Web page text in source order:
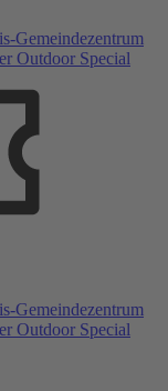
Gemeindezentrum
Outdoor Special
Gemeindezentrum
Outdoor Special